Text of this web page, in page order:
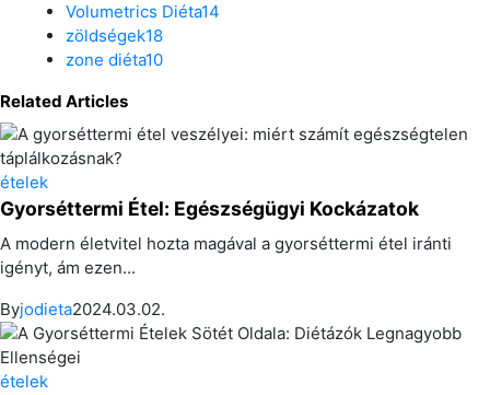
Volumetrics Diéta14
zöldségek18
zone diéta10
Related Articles
ételek
Gyorséttermi Étel: Egészségügyi Kockázatok
A modern életvitel hozta magával a gyorséttermi étel iránti
igényt, ám ezen...
Byjodieta2024.03.02.
ételek